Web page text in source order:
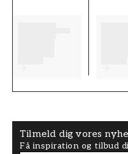
Tilmeld dig vores
Få inspiration og tilbud